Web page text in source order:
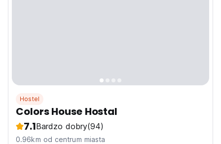
Hostel
Colors House Hostal
7.1Bardzo dobry(94)
0.96km od centrum miasta